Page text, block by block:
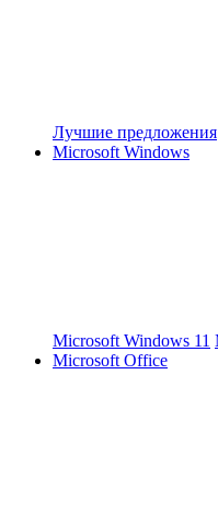
Лучшие предложения
Microsoft Windows
Microsoft Windows 11
Microsoft Office